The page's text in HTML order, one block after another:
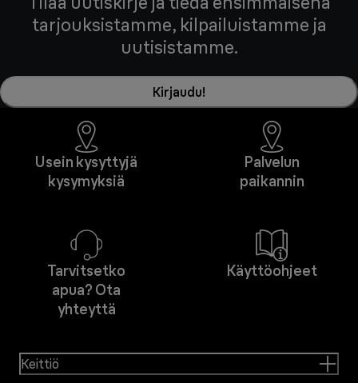
tarjouksistamme, kilpailuistamme ja
uutisistamme.
Kirjaudu!
Usein kysyttyjä
kysymyksiä
Palvelun
paikannin
Tarvitsetko
apua? Ota
yhteyttä
Käyttöohjeet
Keittiö